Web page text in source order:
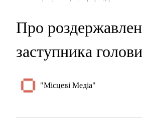
Про
заступника
"Місцеві Медіа"